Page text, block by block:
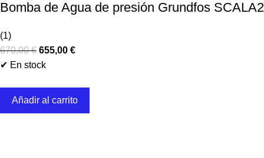
Bomba de Agua de presión Grundfos SCALA2
(1)
670,00€ 655,00 €
✔ En stock
Añadir al carrito